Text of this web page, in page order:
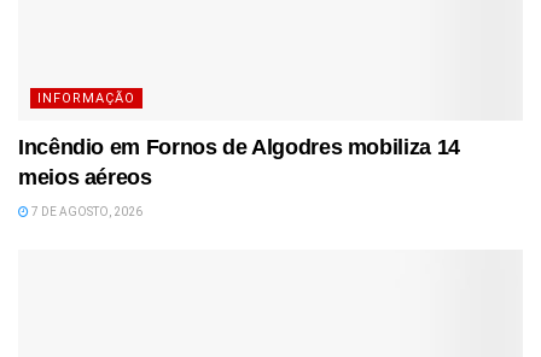
INFORMAÇÃO
Incêndio em Fornos de Algodres mobiliza 14
meios aéreos
7 DE AGOSTO, 2026